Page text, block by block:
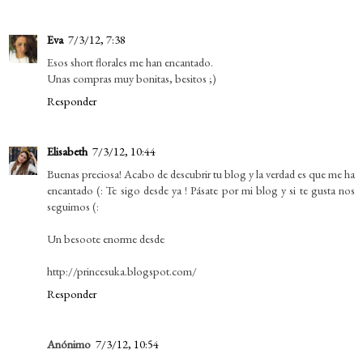
Eva 7/3/12, 7:38
Esos short florales me han encantado.
Unas compras muy bonitas, besitos ;)
Responder
Elisabeth 7/3/12, 10:44
Buenas preciosa! Acabo de descubrir tu blog y la verdad es que me ha
encantado (: Te sigo desde ya ! Pásate por mi blog y si te gusta nos
seguimos (:
Un besoote enorme desde
http://princesuka.blogspot.com/
Responder
Anónimo 7/3/12, 10:54